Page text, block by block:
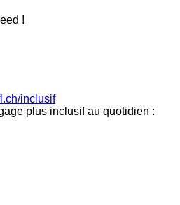
!
inclusif
plus inclusif au quotidien :